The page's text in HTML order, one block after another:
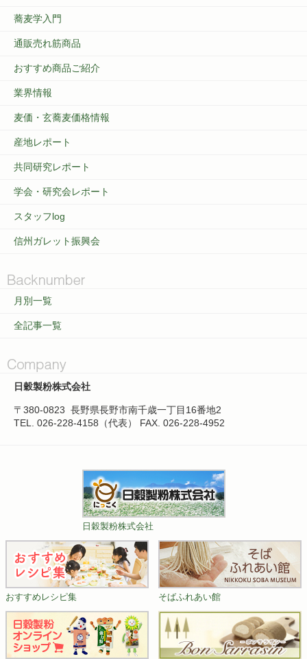
蕎麦学入門
通販売れ筋商品
おすすめ商品ご紹介
業界情報
麦価・玄蕎麦価格情報
産地レポート
共同研究レポート
学会・研究会レポート
スタッフlog
信州ガレット振興会
月別一覧
全記事一覧
日穀製粉株式会社
〒380-0823 長野県長野市南千歳一丁目16番地2
TEL. 026-228-4158（代表）
FAX. 026-228-4952
日穀製粉株式会社
おすすめレシピ集 そばふれあい館